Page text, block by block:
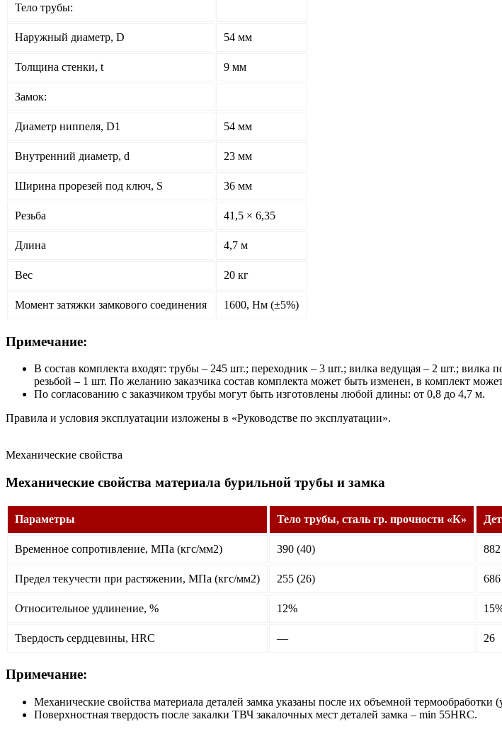
Тело трубы:
Наружный диаметр, D 54 мм
Толщина стенки, t 9 мм
Замок:
Диаметр ниппеля, D1 54 мм
Внутренний диаметр, d 23 мм
Ширина прорезей под ключ, S 36 мм
Резьба 41,5 × 6,35
Длина 4,7 м
Вес 20 кг
Момент затяжки замкового соединения 1600, Нм (±5%)
Примечание:
В состав комплекта входят: трубы – 245 шт.; переходник – 3 шт.; вилка ведущая – 2 шт.;
резьбой – 1 шт. По желанию заказчика состав комплекта может быть изменен, в комплект
По согласованию с заказчиком трубы могут быть изготовлены любой длины: от 0,8 до 4,7 м.
Правила и условия эксплуатации изложены в «Руководстве по эксплуатации».
Механические свойства
Механические свойства материала бурильной трубы и замка
Параметры Тело трубы, сталь гр. прочности «К»
Временное сопротивление, МПа (кгс/мм2) 390 (40)
Предел текучести при растяжении, МПа (кгс/мм2) 255 (26)
Относительное удлинение, % 12%
Твердость сердцевины, HRС — 26
Примечание:
Механические свойства материала деталей замка указаны после их объемной термообработки
Поверхностная твердость после закалки ТВЧ закалочных мест деталей замка – min 55HRC.